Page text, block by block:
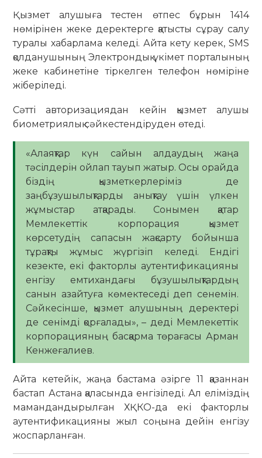
Қызмет алушыға тестен өтпес бұрын 1414
нөмірінен жеке деректерге қатысты сұрау салу
туралы хабарлама келеді. Айта кету керек, SMS
қолданушының Электрондық үкімет порталының
жеке кабинетіне тіркелген телефон нөміріне
жіберіледі.
Сәтті авторизациядан кейін қызмет алушы
биометриялық сәйкестендіруден өтеді.
«Алаяқтар күн сайын алдаудың жаңа
тәсілдерін ойлап тауып жатыр. Осы орайда
біздің қызметкерлеріміз де
заңбұзушылықтарды анықтау үшін үлкен
жұмыстар атқарады. Сонымен қатар
Мемлекеттік корпорация қызмет
көрсетудің сапасын жақсарту бойынша
тұрақты жұмыс жүргізіп келеді. Ендігі
кезекте, екі факторлы аутентификацияны
енгізу емтихандағы бұзушылықтардың
санын азайтуға көмектеседі деп сенемін.
Сәйкесінше, қызмет алушының деректері
де сенімді қорғалады», – деді Мемлекеттік
корпорацияның басқарма төрағасы Арман
Кенжеғалиев.
Айта кетейік, жаңа бастама әзірге 11 қазаннан
бастап Астана қаласында енгізіледі. Ал еліміздің
мамандандырылған ХҚКО-да екі факторлы
аутентификацияны жыл соңына дейін енгізу
жоспарланған.